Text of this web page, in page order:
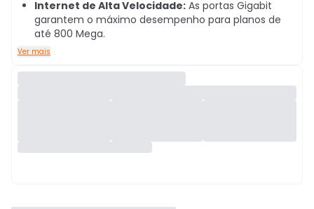
Internet de Alta Velocidade: As portas Gigabit
garantem o máximo desempenho para planos de
até 800 Mega.
Ver mais